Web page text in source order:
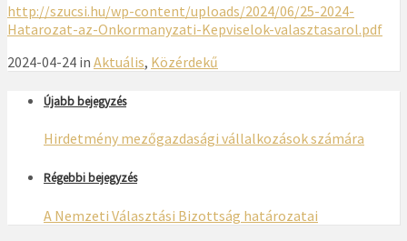
http://szucsi.hu/wp-content/uploads/2024/06/25-2024-
Hatarozat-az-Onkormanyzati-Kepviselok-valasztasarol.pdf
2024-04-24 in Aktuális, Közérdekű
Újabb bejegyzés
Hirdetmény mezőgazdasági vállalkozások számára
Régebbi bejegyzés
A Nemzeti Választási Bizottság határozatai